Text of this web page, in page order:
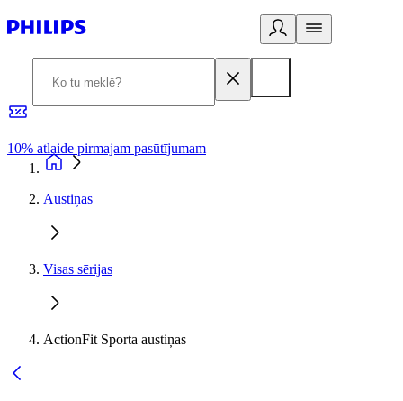
10% atlaide pirmajam pasūtījumam
Austiņas
Visas sērijas
ActionFit Sporta austiņas